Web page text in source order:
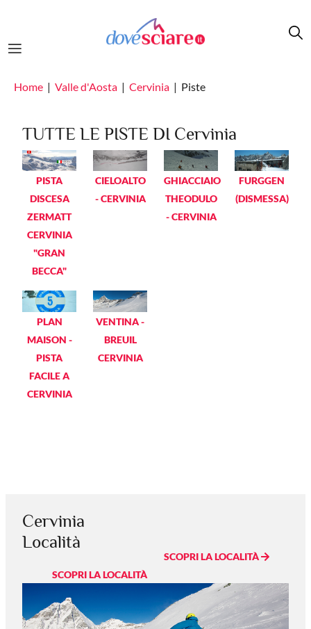
Home Valle d'Aosta Cervinia Piste
TUTTE LE PISTE DI Cervinia
PISTA
DISCESA
ZERMATT
CERVINIA
"GRAN
BECCA"
CIELOALTO
- CERVINIA
GHIACCIAIO
THEODULO
- CERVINIA
FURGGEN
(DISMESSA)
PLAN
MAISON -
PISTA
FACILE A
CERVINIA
VENTINA -
BREUIL
CERVINIA
Cervinia
Località
SCOPRI LA LOCALITÀ
SCOPRI LA LOCALITÀ